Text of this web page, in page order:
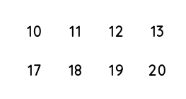
10 11 12 13
17 18 19 20